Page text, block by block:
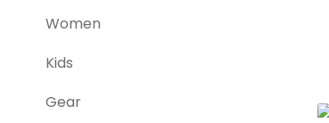
Women
Kids
Gear